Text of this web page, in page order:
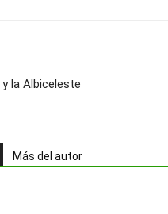
la Albiceleste
Más del autor